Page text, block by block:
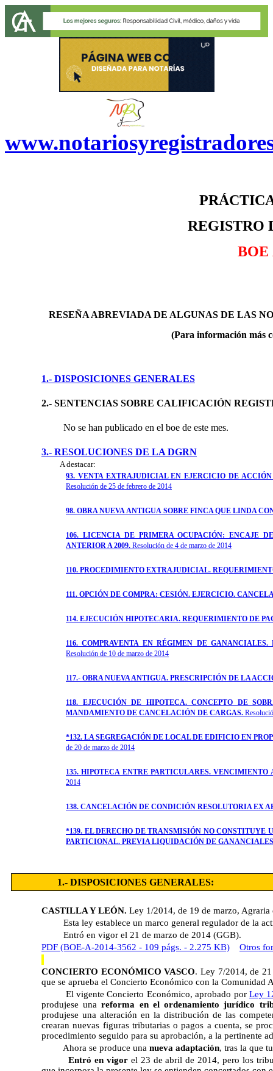
REGISTRO
BOE
RESEÑA ABREVIADA DE ALGUNAS DE LAS
(Para información más
1.- DISPOSICIONES GENERALES
2.- SENTENCIAS SOBRE CALIFICACIÓN
No se han publicado en el boe de este mes.
3.- RESOLUCIONES DE LA DGRN
A destacar:
93. VENTA EXTRAJUDICIAL EN EJERCICIO DE
Resolución de 25 de febrero de 2014
98. OBRA NUEVA ANTIGUA SOBRE FINCA QUE LINDA
106. LICENCIA DE PRIMERA OCUPACIÓN: ENCAJE
ANTERIOR A 2009. Resolución de 4 de marzo de 2014
110. PROCEDIMIENTO EXTRAJUDICIAL.
111. OPCIÓN DE COMPRA: CESIÓN. EJERCICIO.
114. EJECUCIÓN HIPOTECARIA. REQUERIMIENTO DE
116. COMPRAVENTA EN RÉGIMEN DE
Resolución de 10 de marzo de 2014
117.- OBRA NUEVA ANTIGUA. PRESCRIPCIÓN DE LA
118. EJECUCIÓN DE HIPOTECA. CONCEPTO DE
MANDAMIENTO DE CANCELACIÓN DE CARGAS.
*132. LA SEGREGACIÓN DE LOCAL DE EDIFICIO EN
de 20 de marzo de 2014
135. HIPOTECA ENTRE PARTICULARES.
2014
138. CANCELACIÓN DE CONDICIÓN RESOLUTORIA EX
*139. EL DERECHO DE TRANSMISIÓN NO
PARTICIONAL. PREVIA LIQUIDACIÓN DE
1.- DISPOSICIONES GENERALES:
CASTILLA Y LEÓN. Ley 1/2014, de 19 de marzo,
Esta ley establece un marco general regulador de la
Entró en vigor el 21 de marzo de 2014 (GGB).
PDF (BOE-A-2014-3562 - 109 págs. - 2.275 KB)
Otros
CONCIERTO ECONÓMICO VASCO. Ley 7/2014, de
que se aprueba el Concierto Económico con la Comunidad
El vigente Concierto Económico, aprobado por Ley
produjese unareforma en el ordenamiento jurídico
produjese una alteración en la distribución de las
crearan nuevas figuras tributarias o pagos a cuenta, se
procedimiento seguido para su aprobación, a la pertinente
Ahora se produce una nueva adaptación, tras la que
Entró en vigorel 23 de abril de 2014, pero los